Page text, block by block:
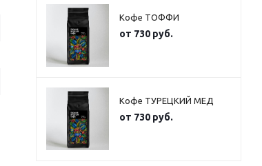
Кофе ТОФФИ
от 730 руб.
Кофе ТУРЕЦКИЙ МЕД
от 730 руб.